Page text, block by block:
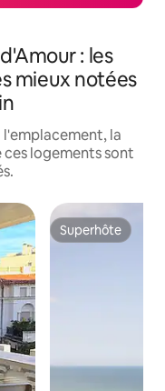
: les
mieux notées
l'emplacement, la
logements sont
Superhôte
Superhôte